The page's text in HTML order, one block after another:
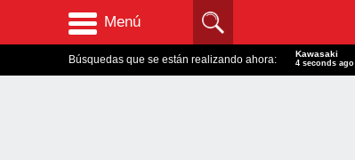
Menú
Búsquedas que se están realizando ahora: Kawasaki
6 seconds ago